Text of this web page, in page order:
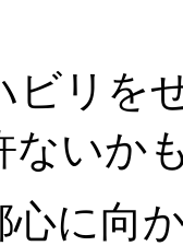
ビリを
ないか
心に向